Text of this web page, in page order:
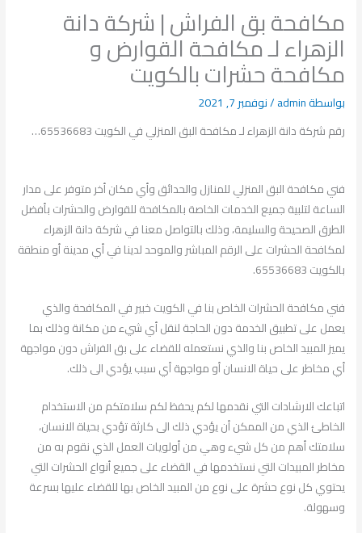
مكافحة بق الفراش | شركة دانة
الزهراء لـ مكافحة القوارض و
مكافحة حشرات بالكويت
بواسطةadmin
/نوفمبر 7, 2021
رقم شركة دانة الزهراء لـ مكافحة البق المنزلي في الكويت 65536683…
فني مكافحة البق المنزلي للمنازل والحدائق وأي مكان أخر متوفر على مدار
الساعة لتلبية جميع الخدمات الخاصة بالمكافحة للقوارض والحشرات بأفضل
الطرق الصحيحة والسليمة، وذلك بالتواصل معنا في شركة دانة الزهراء
لمكافحة الحشرات على الرقم المباشر والموحد لدينا في أي مدينة أو منطقة
بالكويت 65536683.
فني مكافحة الحشرات الخاص بنا في الكويت خبير في المكافحة والذي
يعمل على تطبيق الخدمة دون الحاجة لنقل أي شيء من مكانة وذلك بما
يميز المبيد الخاص بنا والذي نستعمله للقضاء على بق الفراش دون مواجهة
أي مخاطر على حياة الانسان أو مواجهة أي سبب يؤدي الى ذلك.
اتباعك الارشادات التي نقدمها لكم يحفظ لكم سلامتكم من الاستخدام
الخاطئ الذي من الممكن أن يؤدي ذلك الى كارثة تؤدي بحياة الانسان،
سلامتك أهم من كل شيء وهي من أولويات العمل الذي نقوم به من
مخاطر المبيدات التي نستخدمها في القضاء على جميع أنواع الحشرات التي
يحتوي كل نوع حشرة على نوع من المبيد الخاص بها للقضاء عليها بسرعة
وسهولة.